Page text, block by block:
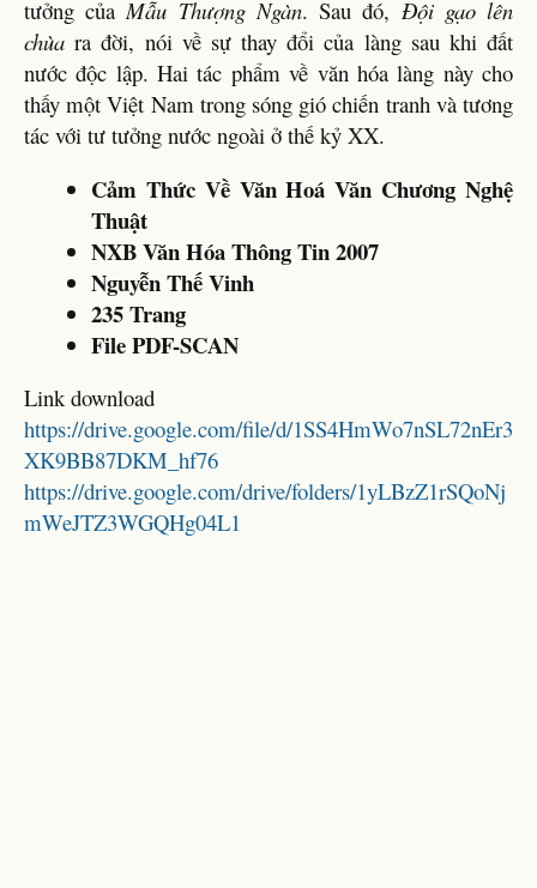
tưởng củaMẫu Thượng Ngàn. Sau đó, Đội gạo lên
chùa ra đời, nói về sự thay đổi của làng sau khi đất
nước độc lập. Hai tác phẩm về văn hóa làng này cho
thấy một Việt Nam trong sóng gió chiến tranh và tương
tác với tư tưởng nước ngoài ở thế kỷ XX.
Cảm Thức Về Văn Hoá Văn Chương Nghệ
Thuật
NXB Văn Hóa Thông Tin 2007
Nguyễn Thế Vinh
235 Trang
File PDF-SCAN
Link download
https://drive.google.com/file/d/1SS4HmWo7nSL72nEr3
XK9BB87DKM_hf76
https://drive.google.com/drive/folders/1yLBzZ1rSQoNj
mWeJTZ3WGQHg04L1